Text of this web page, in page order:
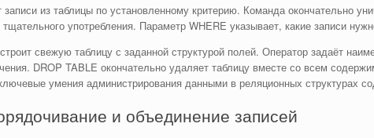
записи из таблицы по установленному критерию. Команда окончательно
тщательного употребления. Параметр WHERE указывает, какие записи
свежую таблицу с заданной структурой полей. Оператор задаёт
DROP TABLE окончательно удаляет таблицу вместе со всем
умения администрирования данными в реляционных структурах
и объединение записей